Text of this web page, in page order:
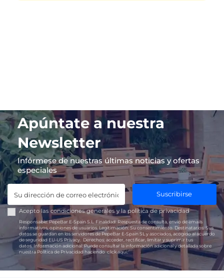
Apúntate a nuestra
Newsletter
Infórmese de nuestras últimas noticias y ofertas
especiales
Suscribirse
Acepto las condiciones generales y lapolítica de privacidad
Responsable:PepeBar E-Spain S.L. Finalidad: Respuesta de consulta, envío de emails
informativos, opiniones de usuarios. Legitimación: Su consentimiento. Destinatarios:Sus
datos se guardan en los servidores de PepeBar E-Spain SL y asociados, acogido al acuerdo
de seguridad EU-US Privacy. Derechos: acceder, rectificar, limitar y suprimir tus
datos.Información adicional:Puede consultar la información adicional y detallada sobre
nuestra Política de Privacidad haciendoclick aquí.